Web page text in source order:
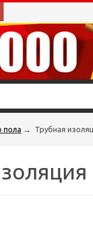
пола → Трубная